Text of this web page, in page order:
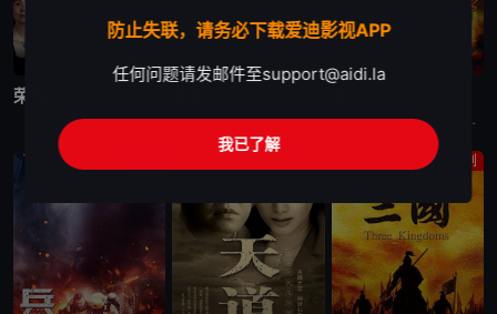
VIP 第29集 VIP 第30集
第31集 第32集 VIP VIP
VIP VIP
第37集 VIP 第38集 VIP 第39集
完结
荣归
香港回归祖国后，荣凯集团总裁李国凯（郑少秋 饰）得以和在北京的胞兄李国荣（焦晃 饰）团聚。由于之前一直生活在不同的社会制度下，世界观、人生观不同，哥俩不久产生了摩擦。亚洲金融危机暴发后，李国凯的事 张仲平（王志文 饰）是3D拍卖公司老总，他派外甥徐艺（杜江 饰）带50万现金找胜利大厦开发商左达（汪俊 饰），以换取该大厦拍卖推荐函，嗜赌成性的左达与徐艺赌输赢，最终以自己跳楼自杀收场，而省下50 电视剧朱元璋的剧情简介：元朝末年，天下大乱。朱元璋自幼父母双亡，沦为乞丐，后又遁入空门。他走投无路，参加了义军，从此南征北战，一步步走上了中国历史的舞台。朱元璋心思缜密，把徐达、汤和等一批将才笼络
电视剧
防止失联，请务必下载爱迪影视APP
任何问题请发邮件至support@aidi.la
我已了解